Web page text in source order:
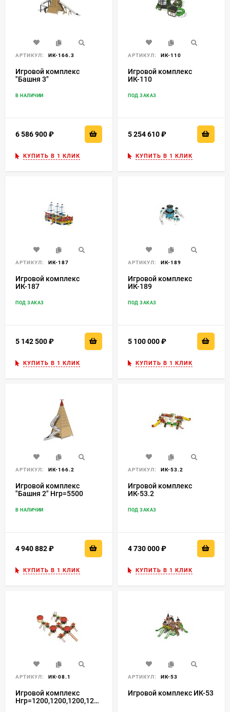
АРТИКУЛ: ИК-166.3
Игровой комплекс
"Башня 3"
В НАЛИЧИИ
6 586 900
КУПИТЬ В 1 КЛИК
АРТИКУЛ: ИК-110
Игровой комплекс
ИК-110
ПОД ЗАКАЗ
5 254 610
КУПИТЬ В 1 КЛИК
АРТИКУЛ: ИК-187
Игровой комплекс
ИК-187
ПОД ЗАКАЗ
5 142 500
КУПИТЬ В 1 КЛИК
АРТИКУЛ: ИК-189
Игровой комплекс
ИК-189
ПОД ЗАКАЗ
5 100 000
КУПИТЬ В 1 КЛИК
АРТИКУЛ: ИК-166.2
Игровой комплекс
"Башня 2" Нгр=5500
В НАЛИЧИИ
4 940 882
КУПИТЬ В 1 КЛИК
АРТИКУЛ: ИК-53.2
Игровой комплекс
ИК-53.2
ПОД ЗАКАЗ
4 730 000
КУПИТЬ В 1 КЛИК
АРТИКУЛ: ИК-08.1
Игровой комплекс
Нгр=1200,1200,1200,1200,1700
АРТИКУЛ: ИК-53
Игровой комплекс ИК-53